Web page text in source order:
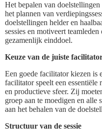
Het bepalen van
het plannen van
doelstellingen helder en
sessies en motiveert
gezamenlijk einddoel.
Keuze van de juiste
Een goede facilitator kiezen is
facilitator speelt een
en productieve sfeer. Zij
groep aan te moedigen en alle
aan het behalen van de
Structuur van de sessie